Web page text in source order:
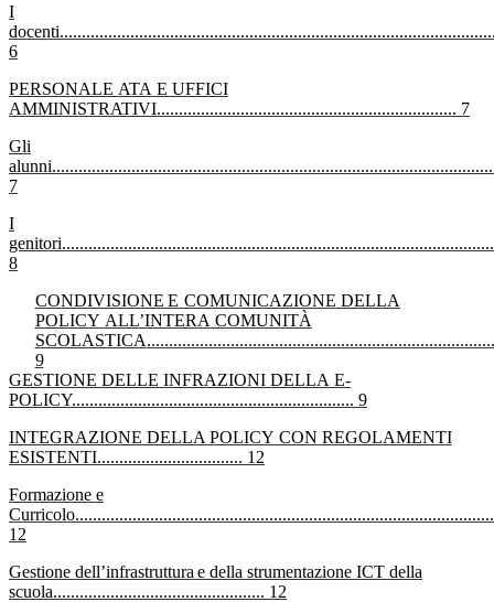
I
docenti
6
PERSONALE ATA E UFFICI
AMMINISTRATIVI.................................................................... 7
Gli
alunni
7
I
genitori
8
CONDIVISIONE E COMUNICAZIONE DELLA
POLICY ALL’INTERA COMUNITÀ
SCOLASTICA
9
GESTIONE DELLE INFRAZIONI DELLA E-
POLICY................................................................ 9
INTEGRAZIONE DELLA POLICY CON REGOLAMENTI
ESISTENTI................................. 12
Formazione e
Curricolo
12
Gestione dell’infrastruttura e della strumentazione ICT della
scuola................................................ 12